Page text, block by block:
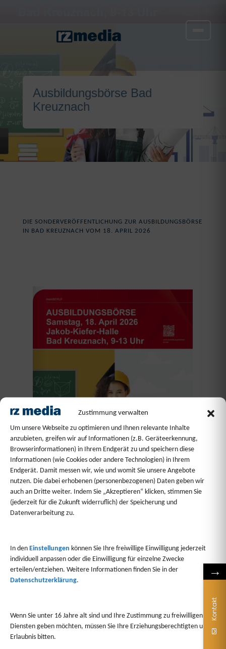
Zustimmung verwalten
Um unsere Webseite zu optimieren und Ihnen relevante Inhalte
anzubieten, greifen wir auf Informationen (z.B. Geräteerkennung,
Browserinformationen) in Ihrem Endgerät zu und speichern diese
Informationen (wie Cookies oder andere Technologien) in Ihrem
Endgerät. Damit messen wir, wie und womit Sie unsere Angebote
nutzen. Die dabei erhobenen (personenbezogenen) Daten geben wir
auch an Dritte weiter. Indem Sie „Akzeptieren“ klicken, stimmen Sie
(jederzeit für die Zukunft widerruflich) der Speicherung und
Datenverarbeitung zu.
In den Einstellungen können Sie Ihre freiwillige Einwilligung jederzeit
individuell anpassen oder die Einwilligung für einzelne Zwecke
erteilen/entziehen. Weitere Informationen finden Sie in der
Datenschutzerklärung.
Wenn Sie unter 16 Jahre alt sind und Ihre Zustimmung zu freiwilligen
Diensten geben möchten, müssen Sie Ihre Erziehungsberechtigten um
Erlaubnis bitten.
Ausbildungsbörse Bad
Kreuznach
DIE SONDERVERÖFFENTLICHUNG ZUR AUSBILDUNGSBÖRSE
IN BAD KREUZNACH VOM 18. APRIL 2026
1/6
→
Kontakt